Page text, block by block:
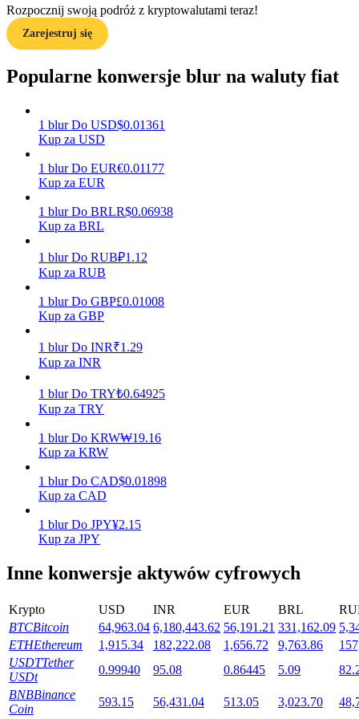
Mocna Świnka
Codziennie zdobywaj konkurencyjne nagrody
Stawianie
Wysokie zyski i natychmiastowy dostęp
Launchpool
Elastyczne stawianie zakładów, aby zarabiać na popularnych
tokenach
Rozpocznij swoją podróż z kryptowalutami teraz!
Zarejestruj się
Popularne konwersje blur na waluty fiat
1 blur Do USD$0.01361
Kup za USD
1 blur Do EUR€0.01177
Kup za EUR
1 blur Do BRLR$0.06938
Kup za BRL
1 blur Do RUB₽1.12
Kup za RUB
1 blur Do GBP£0.01008
Kup za GBP
1 blur Do INR₹1.29
Kup za INR
1 blur Do TRY₺0.64925
Kup za TRY
1 blur Do KRW₩19.16
Kup za KRW
1 blur Do CAD$0.01898
Kup za CAD
1 blur Do JPY¥2.15
Kup za JPY
Inne konwersje aktywów cyfrowych
Krypto USD INR EUR BRL
BTCBitcoin 64,963.04 6,180,443.62 56,191.21 331,162.09
ETHEthereum 1,915.34 182,222.08 1,656.72 9,763.86
USDTTether
USDt
0.99940 95.08 0.86445 5.09
BNBBinance
Coin
593.15 56,431.04 513.05 3,023.70